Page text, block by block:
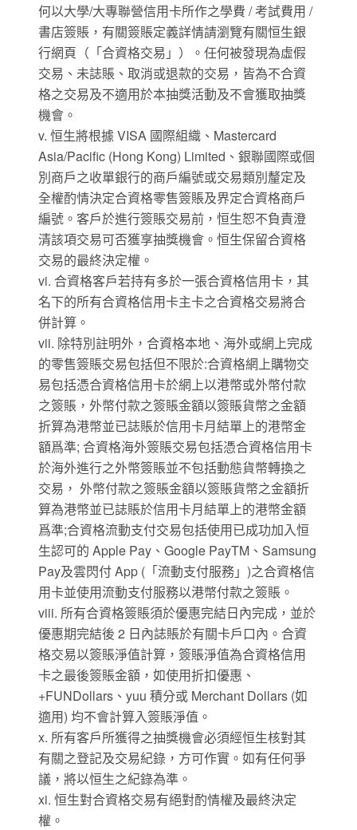
何以大學/大專聯營信用卡所作之學費 / 考試費用 /
書店簽賬，有關簽賬定義詳情請瀏覽有關恒生銀
行網頁（「合資格交易」）。任何被發現為虛假
交易、未誌賬、取消或退款的交易，皆為不合資
格之交易及不適用於本抽獎活動及不會獲取抽獎
機會。
v. 恒生將根據 VISA 國際組織、Mastercard
Asia/Pacific (Hong Kong) Limited、銀聯國際或個
別商戶之收單銀行的商戶編號或交易類別釐定及
全權酌情決定合資格零售簽賬及界定合資格商戶
編號。客戶於進行簽賬交易前，恒生恕不負責澄
清該項交易可否獲享抽獎機會。恒生保留合資格
交易的最終決定權。
vi. 合資格客戶若持有多於一張合資格信用卡，其
名下的所有合資格信用卡主卡之合資格交易將合
併計算。
vii. 除特別註明外，合資格本地、海外或網上完成
的零售簽賬交易包括但不限於:合資格網上購物交
易包括憑合資格信用卡於網上以港幣或外幣付款
之簽賬，外幣付款之簽賬金額以簽賬貨幣之金額
折算為港幣並已誌賬於信用卡月結單上的港幣金
額爲準; 合資格海外簽賬交易包括憑合資格信用卡
於海外進行之外幣簽賬並不包括動態貨幣轉換之
交易， 外幣付款之簽賬金額以簽賬貨幣之金額折
算為港幣並已誌賬於信用卡月結單上的港幣金額
爲準;合資格流動支付交易包括使用已成功加入恒
生認可的 Apple Pay、Google PayTM、Samsung
Pay及雲閃付 App (「流動支付服務」)之合資格信
用卡並使用流動支付服務以港幣付款之簽賬。
viii. 所有合資格簽賬須於優惠完結日內完成，並於
優惠期完結後 2 日內誌賬於有關卡戶口內。合資
格交易以簽賬淨值計算，簽賬淨值為合資格信用
卡之最後簽賬金額，如使用折扣優惠、
+FUNDollars、yuu 積分或 Merchant Dollars (如
適用) 均不會計算入簽賬淨值。
x. 所有客戶所獲得之抽獎機會必須經恒生核對其
有關之登記及交易紀錄，方可作實。如有任何爭
議，將以恒生之紀錄為準。
xi. 恒生對合資格交易有絕對酌情權及最終決定
權。